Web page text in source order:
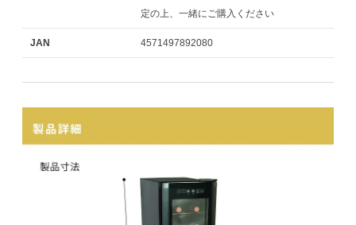
定の上、一緒にご購入ください
JAN 4571497892080